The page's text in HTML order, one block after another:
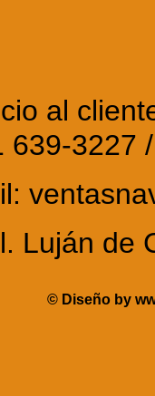
al
639-3227
Luján de
© Diseño by